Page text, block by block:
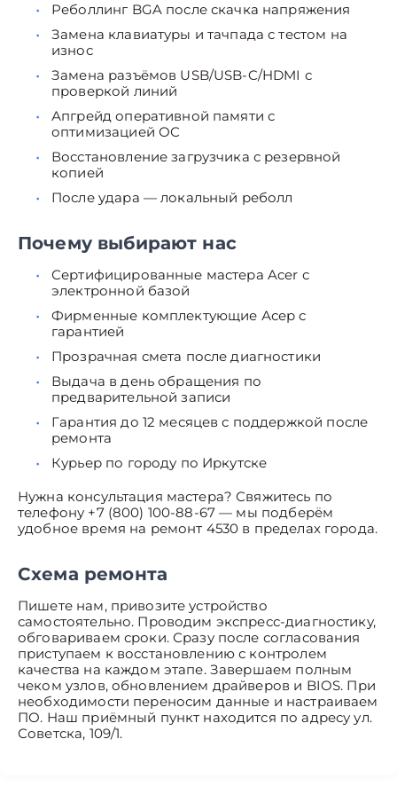
Реболлинг BGA после скачка напряжения
Замена клавиатуры и тачпада с тестом на
износ
Замена разъёмов USB/USB-C/HDMI с
проверкой линий
Апгрейд оперативной памяти с
оптимизацией ОС
Восстановление загрузчика с резервной
копией
После удара — локальный реболл
Почему выбирают нас
Сертифицированные мастера Acer с
электронной базой
Фирменные комплектующие Асер с
гарантией
Прозрачная смета после диагностики
Выдача в день обращения по
предварительной записи
Гарантия до 12 месяцев с поддержкой после
ремонта
Курьер по городу по Иркутске
Нужна консультация мастера? Свяжитесь по
телефону +7 (800) 100-88-67 — мы подберём
удобное время на ремонт 4530 в пределах города.
Схема ремонта
Пишете нам, привозите устройство
самостоятельно. Проводим экспресс-диагностику,
обговариваем сроки. Сразу после согласования
приступаем к восстановлению с контролем
качества на каждом этапе. Завершаем полным
чеком узлов, обновлением драйверов и BIOS. При
необходимости переносим данные и настраиваем
ПО. Наш приёмный пункт находится по адресу ул.
Советска, 109/1.